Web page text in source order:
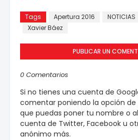
Tags Apertura 2016 NOTICIAS
Xavier Báez
PUBLICAR UN
0 Comentarios
Si no tienes una cuenta de
comentar poniendo la opción de
que puedas poner tu nombre o
cuenta de Twitter, Facebook u
anónimo más.